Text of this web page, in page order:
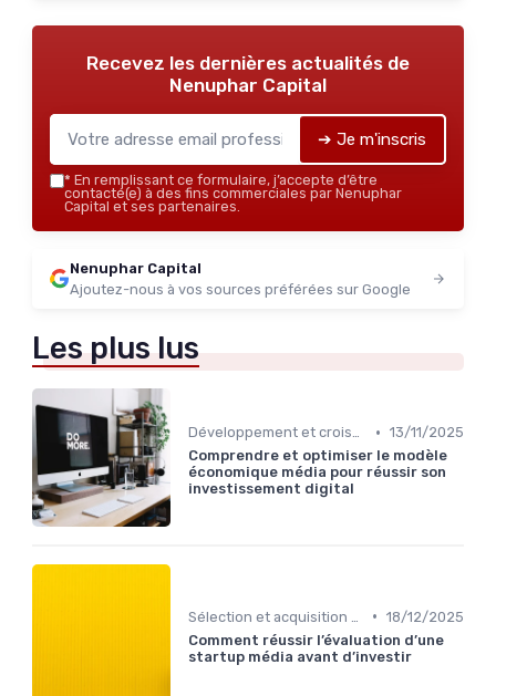
Recevez les dernières actualités de
Nenuphar Capital
➔ Je m'inscris
* En remplissant ce formulaire, j’accepte d’être
contacté(e) à des fins commerciales par Nenuphar
Capital et ses partenaires.
Nenuphar Capital
Ajoutez-nous à vos sources préférées sur Google
Les plus lus
Développement et croissance • 13/11/2025
Comprendre et optimiser le modèle
économique média pour réussir son
investissement digital
• 18/12/2025
Comment réussir l’évaluation d’une
startup média avant d’investir